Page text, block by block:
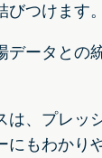
つけます。
データとの
は、プレッ
にもわかり